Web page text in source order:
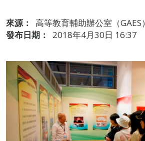
來源：
高等教育輔助辦公室（GAES）
發布日期：
2018年4月30日 16:37